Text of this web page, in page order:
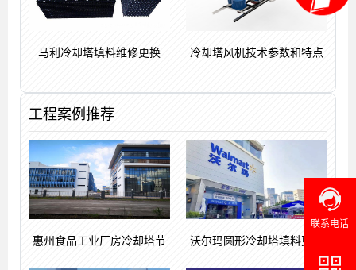
马利冷却塔填料维修更换 冷却塔风机技术参数和特点
工程案例推荐
惠州食品工业厂房冷却塔节 沃尔玛圆形冷却塔填料更换
联系电话